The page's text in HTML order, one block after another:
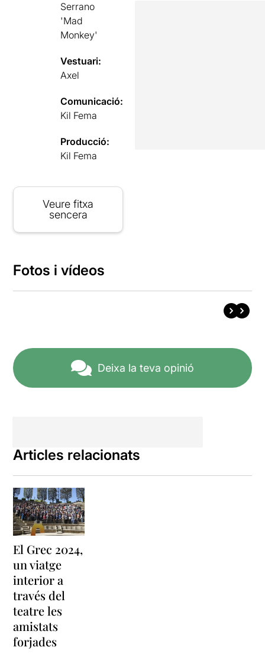
Serrano
'Mad
Monkey'
Vestuari:
Axel
Comunicació:
Kil Fema
Producció:
Kil Fema
Veure fitxa
sencera
Fotos i vídeos
Deixa la teva opinió
Articles relacionats
El Grec 2024,
un viatge
interior a
través del
teatre les
amistats
forjades